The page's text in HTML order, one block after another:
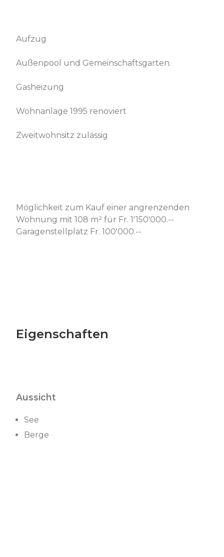
Aufzug
Außenpool und Gemeinschaftsgarten.
Gasheizung
Wohnanlage 1995 renoviert
Zweitwohnsitz zulässig
Möglichkeit zum Kauf einer angrenzenden
Wohnung mit 108 m² für Fr. 1'150'000.--
Garagenstellplatz Fr. 100'000.--
Eigenschaften
Aussicht
See
Berge